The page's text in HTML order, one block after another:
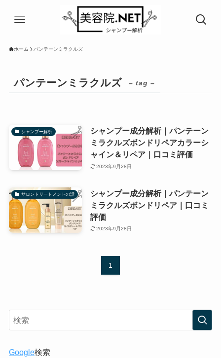
ホーム パンテーンミラクルズ
パンテーンミラクルズ – tag –
シャンプー解析
シャンプー成分解析｜パンテーン
ミラクルズボンドリペアカラーシ
ャイン＆リペア｜口コミ評価
2023年9月28日
サロントリートメントの話
シャンプー成分解析｜パンテーン
ミラクルズボンドリペア｜口コミ
評価
2023年9月28日
1
Google検索